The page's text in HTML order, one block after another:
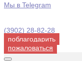
Мы в Telegram
(3902) 28-82-28
поблагодарить
пожаловаться